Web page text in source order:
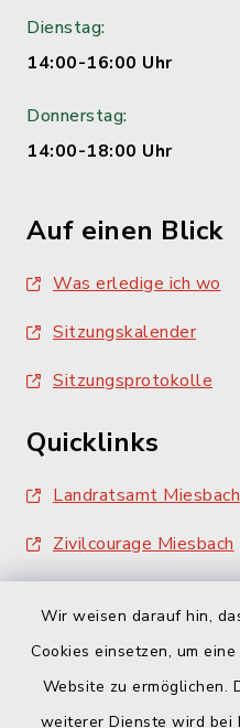
Wir weisen darauf hin,
Cookies einsetzen, um
Website zu ermöglichen.
weiterer Dienste wird bei
Dienstag:
14:00-16:00 Uhr
Donnerstag:
14:00-18:00 Uhr
Auf einen Blick
Was erledige ich wo
Sitzungskalender
Sitzungsprotokolle
Quicklinks
Landratsamt Miesbach
Zivilcourage Miesbach